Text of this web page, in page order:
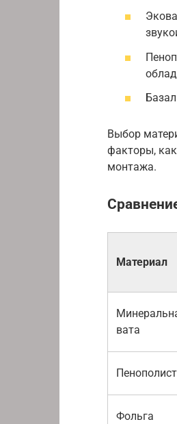
Выбор
факторы, как
монтажа.
Материал
вата
Фольга